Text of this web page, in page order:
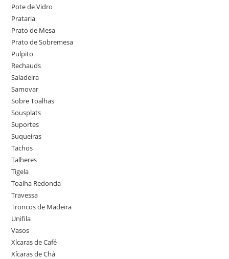
Pote de Vidro
Prataria
Prato de Mesa
Prato de Sobremesa
Pulpito
Rechauds
Saladeira
Samovar
Sobre Toalhas
Sousplats
Suportes
Suqueiras
Tachos
Talheres
Tigela
Toalha Redonda
Travessa
Troncos de Madeira
Unifila
Vasos
Xícaras de Café
Xícaras de Chá